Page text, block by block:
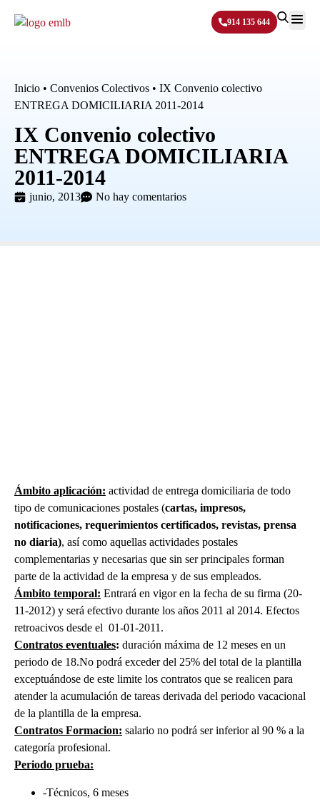
914 135 644
Inicio • Convenios Colectivos • IX Convenio colectivo
ENTREGA DOMICILIARIA 2011-2014
IX Convenio colectivo
ENTREGA DOMICILIARIA
2011-2014
junio, 2013 No hay comentarios
Ámbito aplicación: actividad de entrega domiciliaria de todo
tipo de comunicaciones postales (cartas, impresos,
notificaciones, requerimientos certificados, revistas, prensa
no diaria), así como aquellas actividades postales
complementarias y necesarias que sin ser principales forman
parte de la actividad de la empresa y de sus empleados.
Ámbito temporal: Entrará en vigor en la fecha de su firma (20-
11-2012) y será efectivo durante los años 2011 al 2014. Efectos
retroacivos desde el 01-01-2011.
Contratos eventuales: duración máxima de 12 meses en un
periodo de 18.No podrá exceder del 25% del total de la plantilla
exceptuándose de este limite los contratos que se realicen para
atender la acumulación de tareas derivada del periodo vacacional
de la plantilla de la empresa.
Contratos Formacion: salario no podrá ser inferior al 90 % a la
categoría profesional.
Periodo prueba:
-Técnicos, 6 meses